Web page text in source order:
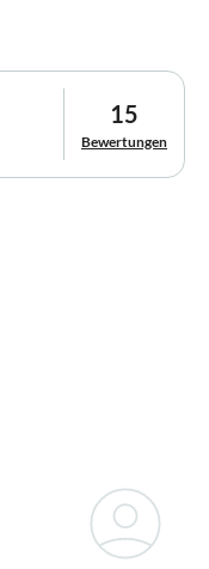
15
Bewertungen